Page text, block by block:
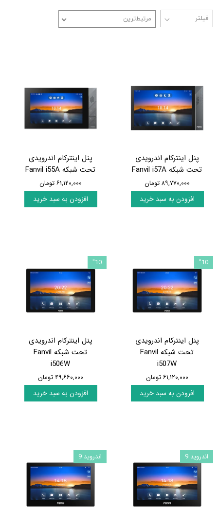
مرتبط‌ترین
پنل اینترکام اندرویدی
تحت شبکه Fanvil i57A
۸۹,۷۷۰,۰۰۰ تومان
افزودن به سبد خرید
پنل اینترکام اندرویدی
تحت شبکه Fanvil i55A
۶۱,۱۲۰,۰۰۰ تومان
افزودن به سبد خرید
پنل اینترکام اندرویدی
تحت شبکه Fanvil
i507W
۶۱,۱۲۰,۰۰۰ تومان
افزودن به سبد خرید
10"
پنل اینترکام اندرویدی
تحت شبکه Fanvil
i506W
۴۹,۶۶۰,۰۰۰ تومان
افزودن به سبد خرید
10"
اندروید 9 اندروید 9